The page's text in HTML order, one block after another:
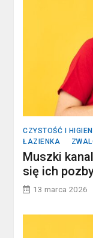
CZYSTOŚĆ I
ŁAZIENKA
Muszki
się ich
13 marca 2026